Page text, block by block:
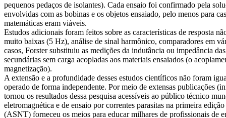
pequenos pedaços de isolantes). Cada ensaio foi confirmado pela
envolvidas com as bobinas e os objetos ensaiado, pelo menos para
matemáticas eram viáveis.
Estudos adicionais foram feitos sobre as características de resposta
muito baixas (5 Hz), análise de sinal harmônico, comparadores em
casos, Forster substituiu as medições da indutância ou impedância
secundárias sem carga acopladas aos materiais ensaiados (o
magnetização).
A extensão e a profundidade desses estudos científicos não foram
operado de forma independente. Por meio de extensas publicações
tornou os resultados dessa pesquisa acessíveis ao público técnico
eletromagnética e de ensaio por correntes parasitas na primeira
(ASNT) forneceu os meios para educar milhares de profissionais de